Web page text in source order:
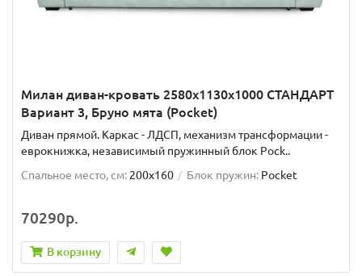
Милан диван-кровать 2580х1130х1000 СТАНДАРТ
Вариант 3, Бруно мята (Pocket)
Диван прямой. Каркас - ЛДСП, механизм трансформации -
еврокнижка, независимый пружинный блок Pock..
Спальное место, см: 200x160 Блок пружин: Pocket
70290р.
В корзину